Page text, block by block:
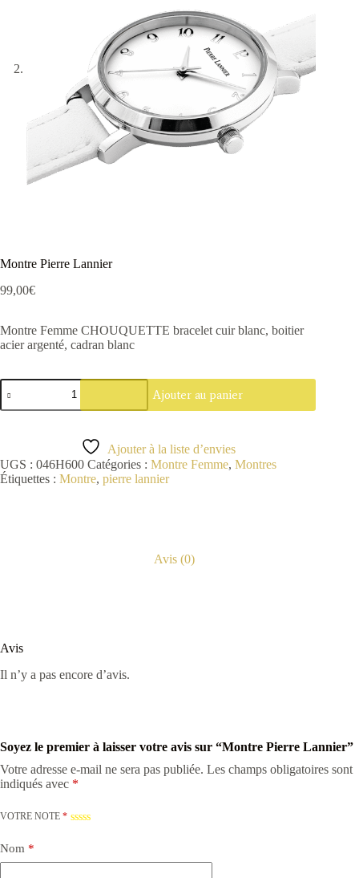
Montre Pierre Lannier
99,00€
Montre Femme CHOUQUETTE bracelet cuir blanc, boitier
acier argenté, cadran blanc
quantité
de
Montre
Ajouter au panier
Ajouter à la liste d’envies
UGS : 046H600 Catégories : Montre Femme, Montres
Étiquettes : Montre, pierre lannier
Avis (0)
Avis
Il n’y a pas encore d’avis.
Soyez le premier à laisser votre avis sur “Montre Pierre Lannier”
Votre adresse e-mail ne sera pas publiée. Les champs obligatoires sont
indiqués avec *
VOTRE NOTE *
Nom *